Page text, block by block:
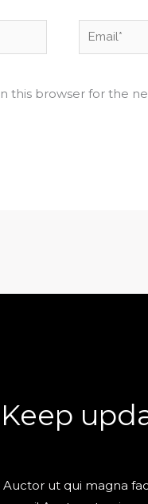
Email*
this browser for the
Keep
Auctor ut qui magna